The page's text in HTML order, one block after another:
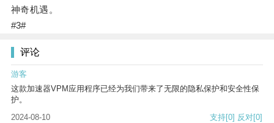
神奇机遇。
#3#
评论
游客
这款加速器VPM应用程序已经为我们带来了无限的隐私保护和安全性保
护。
2024-08-10
支持[0] 反对[0]